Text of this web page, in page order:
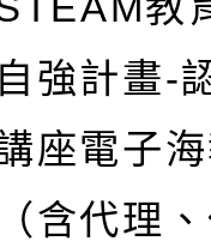
強計畫-
座電子
含代理